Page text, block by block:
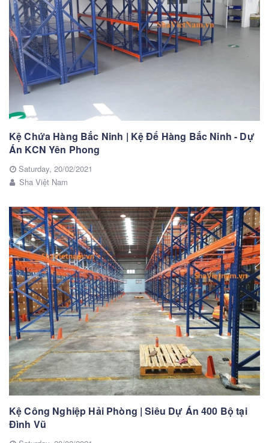
Kệ Chứa Hàng Bắc Ninh | Kệ Để Hàng Bắc Ninh - Dự
Án KCN Yên Phong
Saturday, 20/02/2021
Sha Việt Nam
Kệ Công Nghiệp Hải Phòng | Siêu Dự Án 400 Bộ tại
Đình Vũ